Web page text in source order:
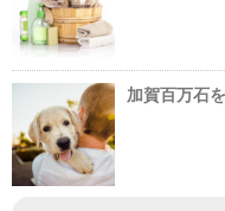
加賀百万石